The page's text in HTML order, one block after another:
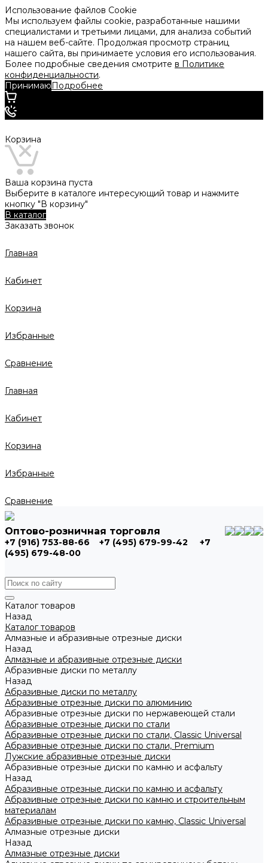
Использование файлов Cookie
Мы используем файлы cookie, разработанные нашими
специалистами и третьими лицами, для анализа событий
на нашем веб-сайте. Продолжая просмотр страниц
нашего сайта, вы принимаете условия его использования.
Более подробные сведения смотрите в Политике
конфиденциальности.
ПринимаюПодробнее
Корзина
Ваша корзина пуста
Выберите в каталоге интересующий товар и нажмите
кнопку "В корзину"
В каталог
Заказать звонок
Главная
Кабинет
Корзина
Избранные
Сравнение
Главная
Кабинет
Корзина
Избранные
Сравнение
Оптово-розничная торговля
+7 (916) 753-88-66 +7 (495) 679-99-42
+7
(495) 679-48-00
Каталог товаров
Назад
Каталог товаров
Алмазные и абразивные отрезные диски
Назад
Алмазные и абразивные отрезные диски
Абразивные диски по металлу
Назад
Абразивные диски по металлу
Абразивные отрезные диски по алюминию
Абразивные отрезные диски по нержавеющей стали
Абразивные отрезные диски по стали
Абразивные отрезные диски по стали, Classic Universal
Абразивные отрезные диски по стали, Premium
Лужские абразивные отрезные диски
Абразивные отрезные диски по камню и асфальту
Назад
Абразивные отрезные диски по камню и асфальту
Абразивные отрезные диски по камню и строительным
материалам
Абразивные отрезные диски по камню, Classic Universal
Алмазные отрезные диски
Назад
Алмазные отрезные диски